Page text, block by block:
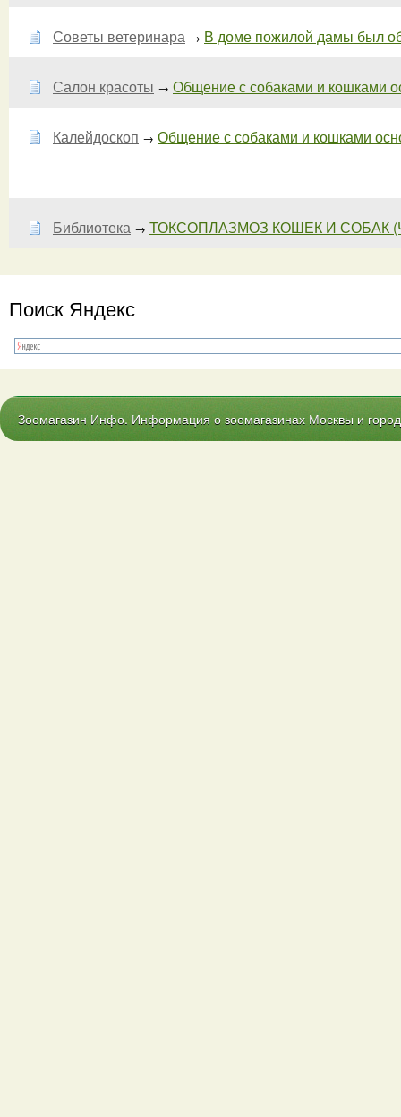
Советы ветеринара → В доме пожилой дамы был
Салон красоты → Общение с собаками и кошками
Калейдоскоп → Общение с собаками и кошками
Библиотека → ТОКСОПЛАЗМОЗ КОШЕК И СОБАК
Поиск Яндекс
Зоомагазин Инфо. Информация о зоомагазинах Москвы и